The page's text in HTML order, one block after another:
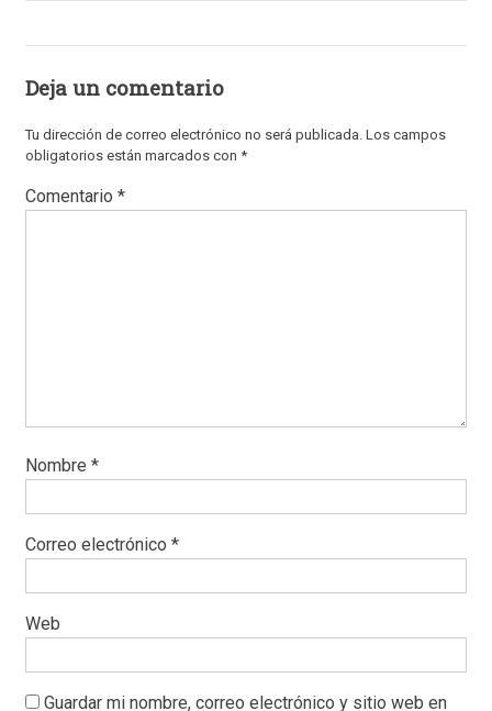
Deja un comentario
Tu dirección de correo electrónico no será publicada. Los campos
obligatorios están marcados con *
Comentario *
Nombre *
Correo electrónico *
Web
Guardar mi nombre, correo electrónico y sitio web en